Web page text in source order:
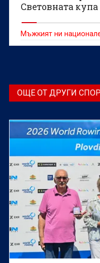
Световната
Мъжкият ни
ОЩЕ ОТ ДРУГИ